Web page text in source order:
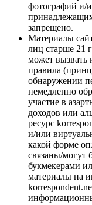
фотографий и/
запрещено.
Материалы
лиц старше 21
может вызвать
правила
обнаружении
немедленно
участие в
доходов или
ресурс
и/или
какой форме
связаны/могут
букмекерами
материалы на